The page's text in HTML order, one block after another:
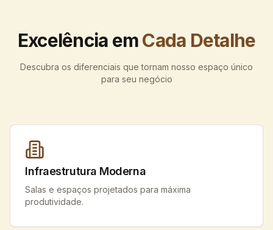
Excelência emCada Detalhe
Descubra os diferenciais que tornam nosso espaço único
para seu negócio
Infraestrutura Moderna
Salas e espaços projetados para máxima
produtividade.